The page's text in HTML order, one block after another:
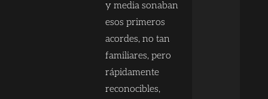
y media sonaban
esos primeros
acordes, no tan
familiares, pero
rápidamente
reconocibles,